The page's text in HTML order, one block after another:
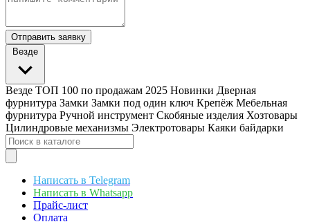
Отправить заявку
Везде
Везде ТОП 100 по продажам 2025 Новинки Дверная
фурнитура Замки Замки под один ключ Крепёж Мебельная
фурнитура Ручной инструмент Скобяные изделия Хозтовары
Цилиндровые механизмы Электротовары Каяки байдарки
Написать в Telegram
Написать в Whatsapp
Прайс-лист
Оплата